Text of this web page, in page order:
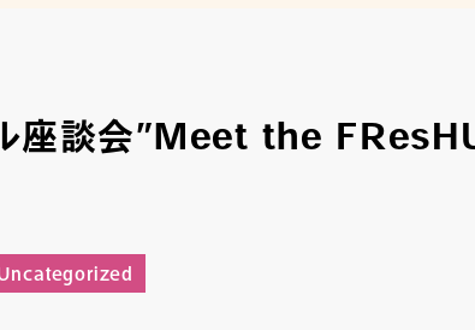
座談会”Meet the